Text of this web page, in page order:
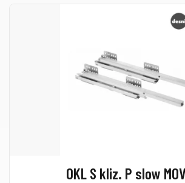
OKL S kliz. P slow